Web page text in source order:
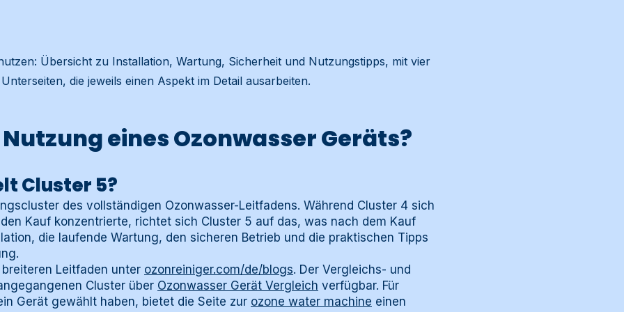
Übersicht zu Installation, Wartung, Sicherheit und Nutzungstipps, mit vier
Unterseiten, die jeweils einen Aspekt im Detail ausarbeiten.
eines Ozonwasser Geräts?
Cluster 5?
des vollständigen Ozonwasser-Leitfadens. Während Cluster 4 sich
Kauf konzentrierte, richtet sich Cluster 5 auf das, was nach dem Kauf
die laufende Wartung, den sicheren Betrieb und die praktischen Tipps
Leitfaden unter ozonreiniger.com/de/blogs. Der Vergleichs- und
Cluster über Ozonwasser Gerät Vergleich verfügbar. Für
Gerät gewählt haben, bietet die Seite zur ozone water machine einen